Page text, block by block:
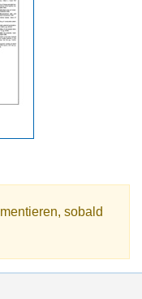
sobald